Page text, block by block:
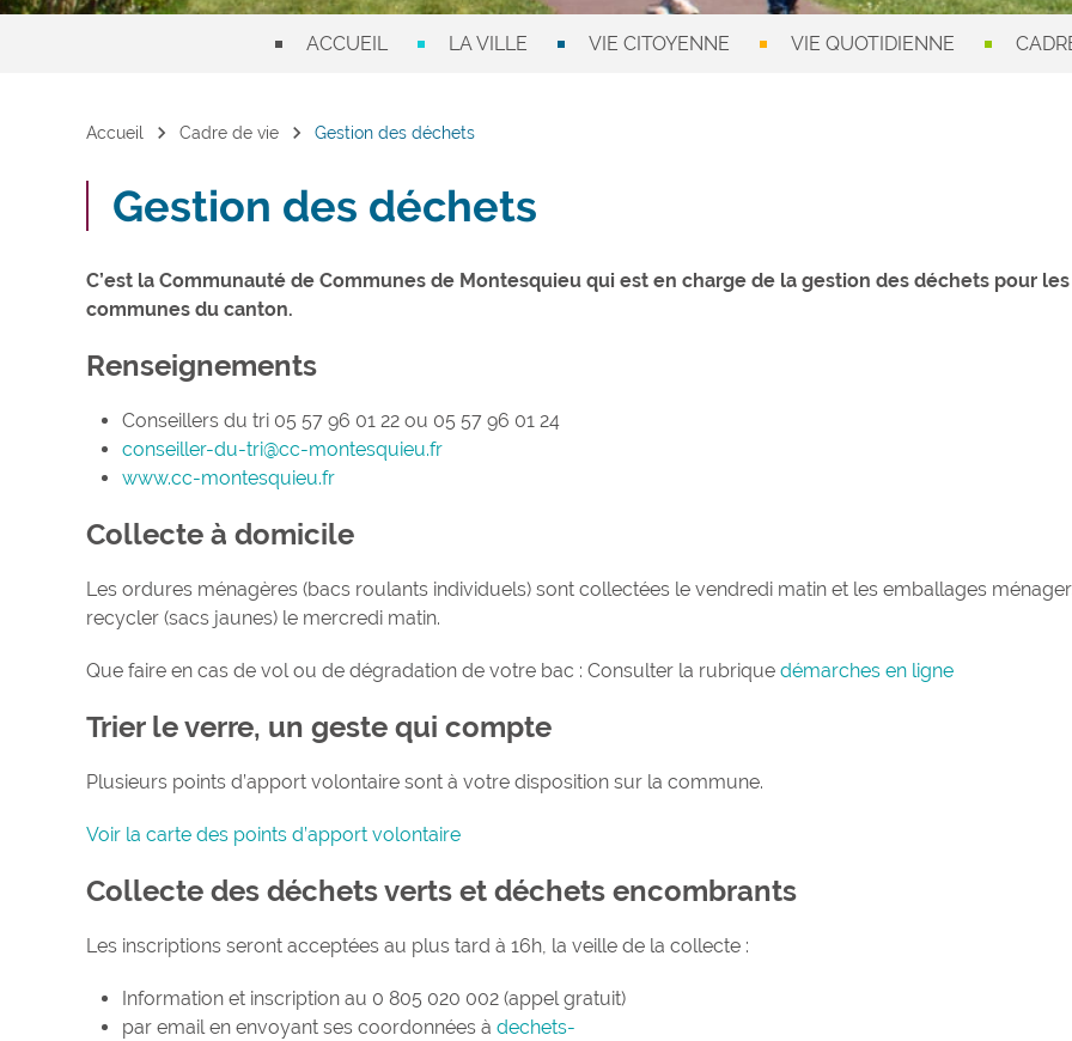
ACCUEIL LA VILLE VIE CITOYENNE VIE QUOTIDIENNE
Accueil chevron_right Cadre de vie chevron_right Gestion des déchets
Gestion des déchets
C’est la Communauté de Communes de Montesquieu qui est en charge de la gestion des déchets pour
communes du canton.
Renseignements
Conseillers du tri 05 57 96 01 22 ou 05 57 96 01 24
conseiller-du-tri@cc-montesquieu.fr
www.cc-montesquieu.fr
Collecte à domicile
Les ordures ménagères (bacs roulants individuels) sont collectées le vendredi matin et les emballages
recycler (sacs jaunes) le mercredi matin.
Que faire en cas de vol ou de dégradation de votre bac : Consulter la rubrique démarches en ligne
Trier le verre, un geste qui compte
Plusieurs points d’apport volontaire sont à votre disposition sur la commune.
Voir la carte des points d’apport volontaire
Collecte des déchets verts et déchets encombrants
Les inscriptions seront acceptées au plus tard à 16h, la veille de la collecte :
Information et inscription au 0 805 020 002 (appel gratuit)
par email en envoyant ses coordonnées à dechets-